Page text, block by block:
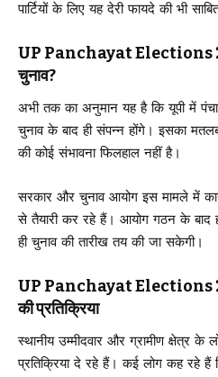
पार्टियों के लिए यह देरी फायदे की भी
UP Panchayat Elections
चुनाव?
अभी तक का अनुमान यह है कि यूपी में
चुनाव के बाद ही संपन्न होंगे। इसका
की कोई संभावना फिलहाल नहीं है।
सरकार और चुनाव आयोग इस मामले में
से तैयारी कर रहे हैं। आयोग गठन के बाद
ही चुनाव की तारीख तय की जा सकेगी।
UP Panchayat Elections
की प्रतिक्रिया
स्थानीय उम्मीदवार और ग्रामीण क्षेत्र के
प्रतिक्रिया दे रहे हैं। कई लोग कह रहे हैं